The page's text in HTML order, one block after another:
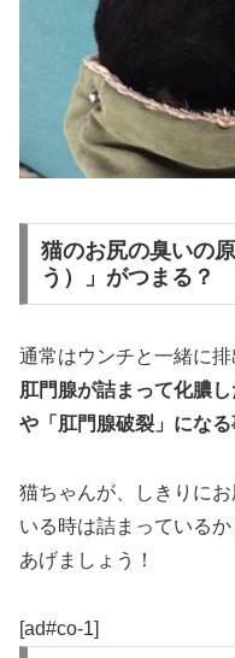
猫のお尻の臭いの
う）」がつまる？
通常はウンチと一緒に
肛門腺が詰まって化膿
や「肛門腺破裂」にな
猫ちゃんが、しきりに
いる時は詰まっている
あげましょう！
[ad#co-1]